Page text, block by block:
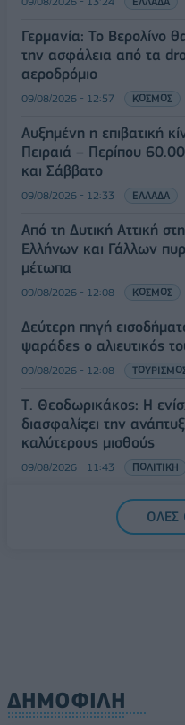
Γερμανία: Το Βερολίνο
την ασφάλεια από τα
αεροδρόμιο
09/08/2026 - 12:57 ΚΟΣΜΟΣ
Αυξημένη η επιβατική
Πειραιά – Περίπου
και Σάββατο
09/08/2026 - 12:33 ΕΛΛΑΔΑ
Από τη Δυτική Αττική
Ελλήνων και Γάλλων
μέτωπα
09/08/2026 - 12:08 ΚΟΣΜΟΣ
Δεύτερη πηγή
ψαράδες ο αλιευτικός
09/08/2026 - 12:08
Τ. Θεοδωρικάκος: Η
διασφαλίζει την
καλύτερους μισθούς
09/08/2026 - 11:43 ΠΟΛΙΤΙΚΗ
Υπ. Μεταφορών:
πινακίδων κυκλοφορίας
ΟΛΕΣ
ΔΗΜΟΦΙΛΗ